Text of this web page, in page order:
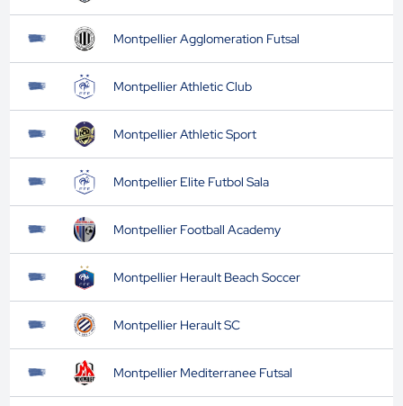
Montpellier Agglomeration Futsal
Montpellier Athletic Club
Montpellier Athletic Sport
Montpellier Elite Futbol Sala
Montpellier Football Academy
Montpellier Herault Beach Soccer
Montpellier Herault SC
Montpellier Mediterranee Futsal